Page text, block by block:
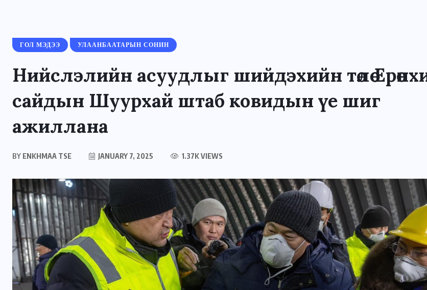
ГОЛ МЭДЭЭ УЛААНБААТАРЫН СОНИН
Нийслэлийн асуудлыг шийдэхийн төлөө
сайдын Шуурхай штаб ковидын үе шиг
ажиллана
BY ENKHMAA TSE JANUARY 7, 2025 1.37K VIEWS